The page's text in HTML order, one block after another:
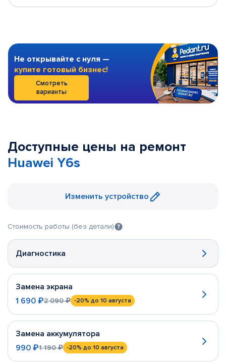
Не открывайте с нуля —
купите готовый бизнес!
Смотреть
варианты
Доступные цены на ремонт
Huawei Y6s
Изменить устройство
Стоимость работы (без детали)
Диагностика
Замена экрана
1 690 ₽2 090 ₽ -20% до 10 августа
Замена аккумулятора
990 ₽1 190 ₽ -20% до 10 августа